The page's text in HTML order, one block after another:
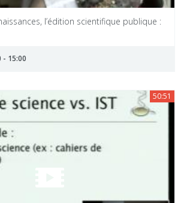
l’édition scientifique publique :
15:00
50:51